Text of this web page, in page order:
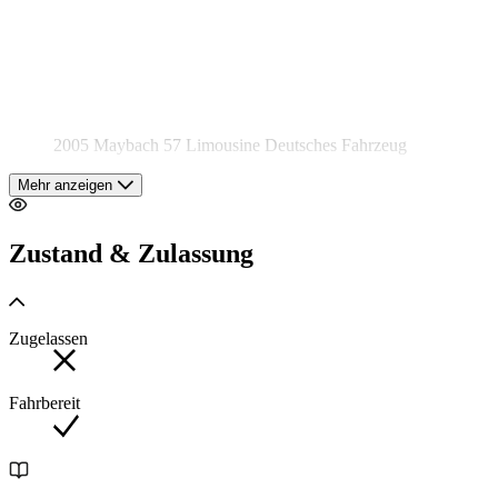
2005 Maybach 57 Limousine Deutsches Fahrzeug
57 Limousine aus dem Jahr 2005 ein Inbegriff von Luxus,
Komfort und souveräner V12-Leistung. Das Fahrzeug stammt
Exterieur & Interieur
Mehr anzeigen
Zustand & Zulassung
Zugelassen
Fahrbereit